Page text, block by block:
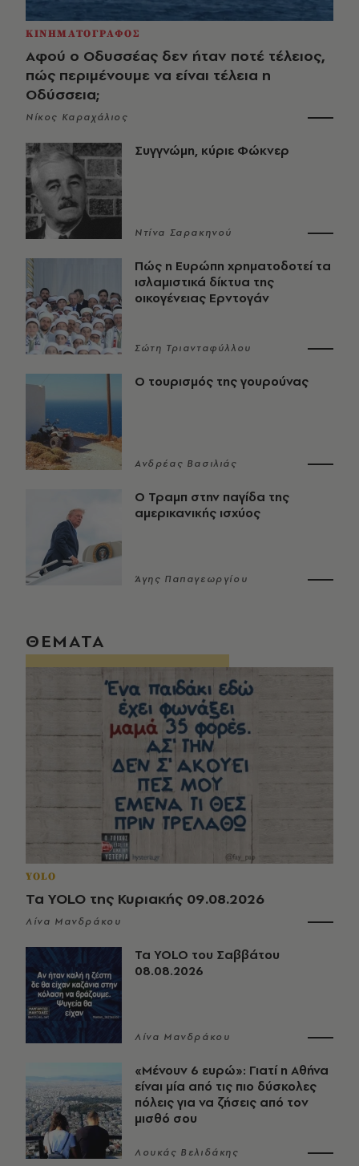
ΚΙΝΗΜΑΤΟΓΡΑΦΟΣ
Αφού ο Οδυσσέας δεν ήταν ποτέ τέλειος,
πώς περιμένουμε να είναι τέλεια η
Οδύσσεια;
Νίκος Καραχάλιος
Συγγνώμη, κύριε Φώκνερ
Ντίνα Σαρακηνού
Πώς η Ευρώπη χρηματοδοτεί τα
ισλαμιστικά δίκτυα της
οικογένειας Ερντογάν
Σώτη Τριανταφύλλου
Ο τουρισμός της γουρούνας
Ανδρέας Βασιλιάς
Ο Τραμπ στην παγίδα της
αμερικανικής ισχύος
Άγης Παπαγεωργίου
ΘΕΜΑΤΑ
YOLO
Τα YOLO της Κυριακής 09.08.2026
Λίνα Μανδράκου
Τα YOLO του Σαββάτου
08.08.2026
Λίνα Μανδράκου
«Μένουν 6 ευρώ»: Γιατί η Αθήνα
είναι μία από τις πιο δύσκολες
πόλεις για να ζήσεις από τον
μισθό σου
Λουκάς Βελιδάκης